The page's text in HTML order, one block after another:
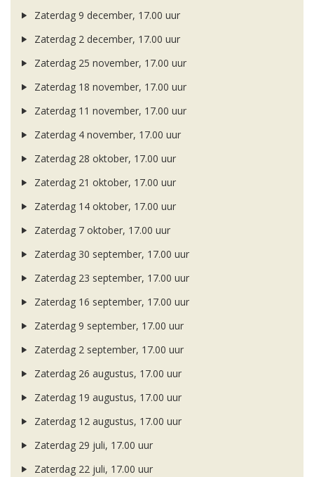
Zaterdag 9 december, 17.00 uur
Zaterdag 2 december, 17.00 uur
Zaterdag 25 november, 17.00 uur
Zaterdag 18 november, 17.00 uur
Zaterdag 11 november, 17.00 uur
Zaterdag 4 november, 17.00 uur
Zaterdag 28 oktober, 17.00 uur
Zaterdag 21 oktober, 17.00 uur
Zaterdag 14 oktober, 17.00 uur
Zaterdag 7 oktober, 17.00 uur
Zaterdag 30 september, 17.00 uur
Zaterdag 23 september, 17.00 uur
Zaterdag 16 september, 17.00 uur
Zaterdag 9 september, 17.00 uur
Zaterdag 2 september, 17.00 uur
Zaterdag 26 augustus, 17.00 uur
Zaterdag 19 augustus, 17.00 uur
Zaterdag 12 augustus, 17.00 uur
Zaterdag 29 juli, 17.00 uur
Zaterdag 22 juli, 17.00 uur